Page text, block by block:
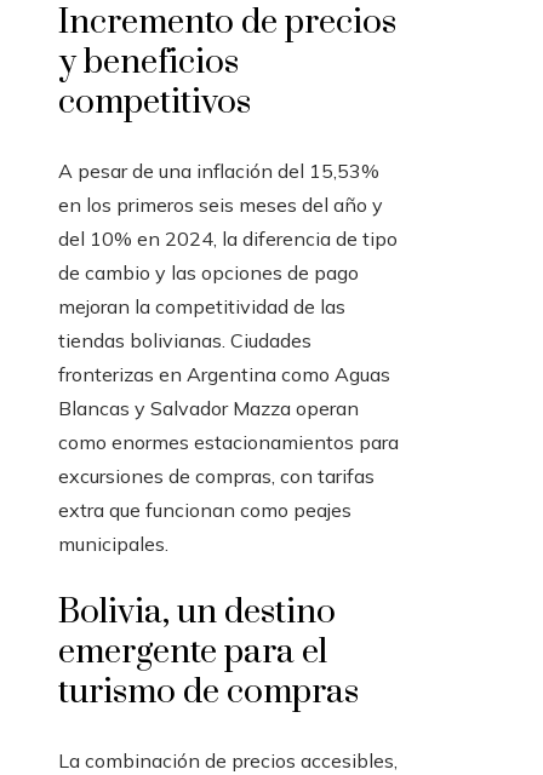
Incremento de precios
y beneficios
competitivos
A pesar de una inflación del 15,53%
en los primeros seis meses del año y
del 10% en 2024, la diferencia de tipo
de cambio y las opciones de pago
mejoran la competitividad de las
tiendas bolivianas. Ciudades
fronterizas en Argentina como Aguas
Blancas y Salvador Mazza operan
como enormes estacionamientos para
excursiones de compras, con tarifas
extra que funcionan como peajes
municipales.
Bolivia, un destino
emergente para el
turismo de compras
La combinación de precios accesibles,